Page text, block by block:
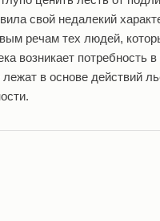
свой недалекий
речам тех людей,
возникает
в основе действий